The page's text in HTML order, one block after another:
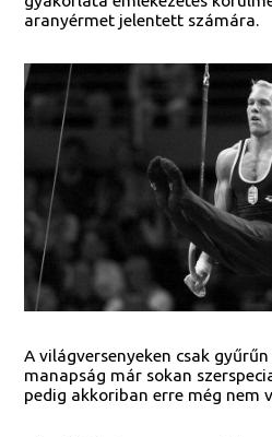
aranyérmet jelentett számára.
A világversenyeken csak
manapság már sokan
pedig akkoriban erre még nem